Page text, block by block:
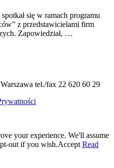
się w ramach programu
z przedstawicielami firm
Zapowiedział, …
tel./fax 22 620 60 29
your experience. We'll assume
out if you wish.Accept Read